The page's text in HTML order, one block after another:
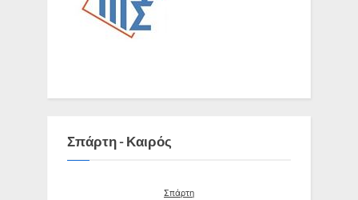
Σπάρτη - Καιρός
Σπάρτη